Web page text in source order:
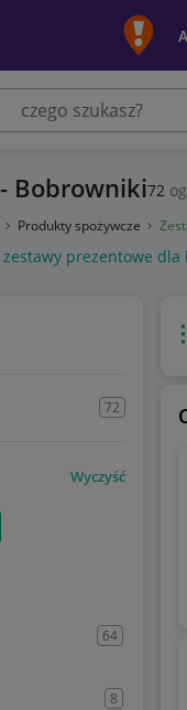
Bobrowniki72
Produkty spożywcze
zestawy prezentowe dla
72
Wyczyść
64
8